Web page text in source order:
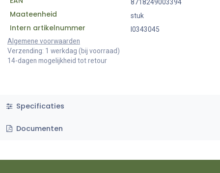
8718249003394
Maateenheid stuk
Intern artikelnummer
I0343045
Algemene voorwaarden
Verzending: 1 werkdag (bij voorraad)
14-dagen mogelijkheid tot retour
Specificaties
Documenten